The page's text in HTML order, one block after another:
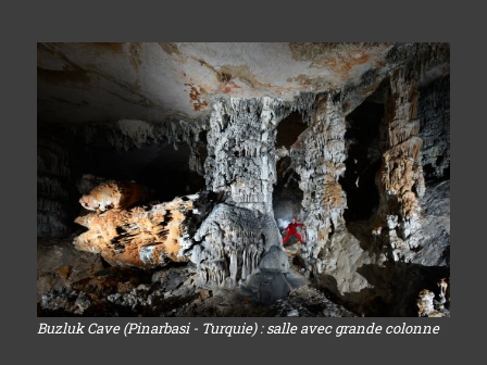
Buzluk Cave (Pinarbasi - Turquie) : salle avec grande colonne